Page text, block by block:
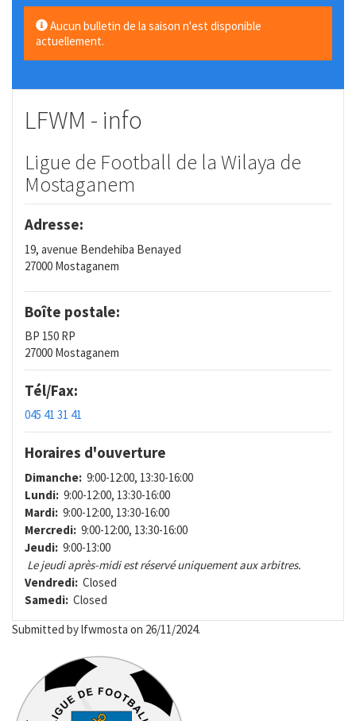
Aucun bulletin de la saison n'est disponible
actuellement.
LFWM - info
Ligue de Football de la Wilaya de
Mostaganem
Adresse:
19, avenue Bendehiba Benayed
27000 Mostaganem
Boîte postale:
BP 150 RP
27000 Mostaganem
Tél/Fax:
045 41 31 41
Horaires d'ouverture
Dimanche: 9:00-12:00, 13:30-16:00
Lundi: 9:00-12:00, 13:30-16:00
Mardi: 9:00-12:00, 13:30-16:00
Mercredi: 9:00-12:00, 13:30-16:00
Jeudi: 9:00-13:00
Le jeudi après-midi est réservé uniquement aux arbitres.
Vendredi: Closed
Samedi: Closed
Submitted bylfwmosta on 26/11/2024.